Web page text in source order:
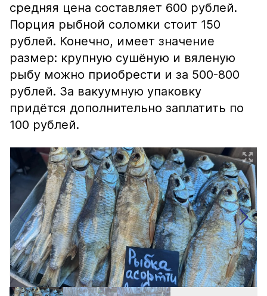
средняя цена составляет 600 рублей.
Порция рыбной соломки стоит 150
рублей. Конечно, имеет значение
размер: крупную сушёную и вяленую
рыбу можно приобрести и за 500-800
рублей. За вакуумную упаковку
придётся дополнительно заплатить по
100 рублей.